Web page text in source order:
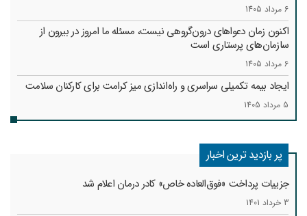
6 مرداد 1405
اکنون زمان دعواهای درون‌گروهی نیست، مسئله ما امروز در بیرون از
سازمان‌های پرستاری است
6 مرداد 1405
ایجاد بیمه تکمیلی سراسری و راه‌اندازی میز کرامت برای کارکنان سلامت
5 مرداد 1405
پر بازدید ترین اخبار
جزییات پرداخت «فوق‌العاده خاص» کادر درمان اعلام شد
3 خرداد 1401